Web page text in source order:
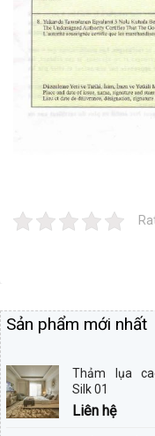
Sản phẩm mới nhất
Thảm lụa
Silk 01
Liên hệ